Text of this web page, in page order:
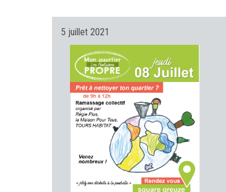
5 juillet 2021